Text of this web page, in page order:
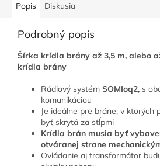
Popis Diskusia
Podrobný popis
Šírka krídla brány až 3,5 m, alebo
krídla brány
Rádiový systém SOMIoq2, s
komunikáciou
Je ideálne pre bráne, v ktorých
byť skrytá za stĺpmi
Krídla brán musia byť
otváranej strane
Ovládanie aj transformátor